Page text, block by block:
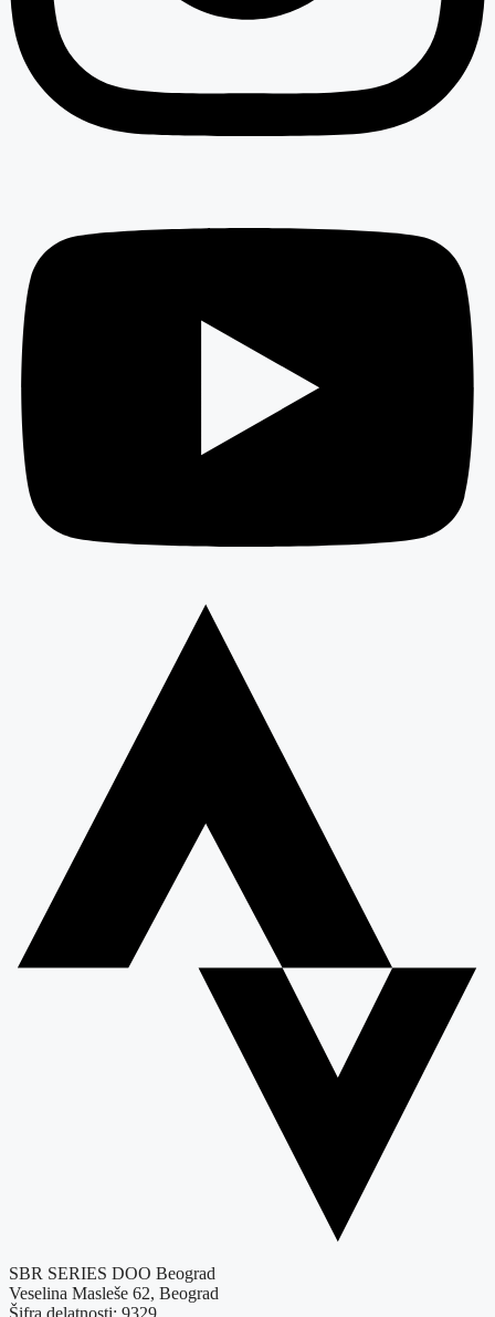
SBR SERIES DOO Beograd
Veselina Masleše 62, Beograd
Šifra delatnosti: 9329